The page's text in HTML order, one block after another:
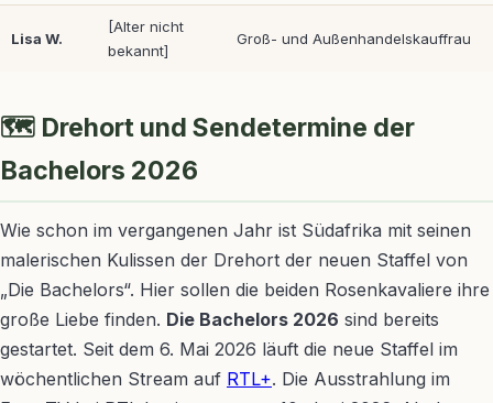
Lisa W.
[Alter nicht
bekannt]
Groß- und Außenhandelskauffrau
🗺️ Drehort und Sendetermine der
Bachelors 2026
Wie schon im vergangenen Jahr ist Südafrika mit seinen
malerischen Kulissen der Drehort der neuen Staffel von
„Die Bachelors“. Hier sollen die beiden Rosenkavaliere ihre
große Liebe finden. Die Bachelors 2026 sind bereits
gestartet. Seit dem 6. Mai 2026 läuft die neue Staffel im
wöchentlichen Stream auf RTL+. Die Ausstrahlung im